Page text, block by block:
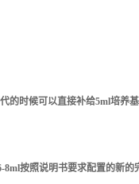
的时候可以直接补给5ml培
按照说明书要求配置的新